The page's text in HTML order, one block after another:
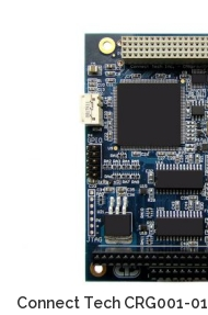
Connect Tech CRG001-01